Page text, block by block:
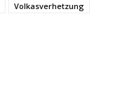
Volkasverhetzung